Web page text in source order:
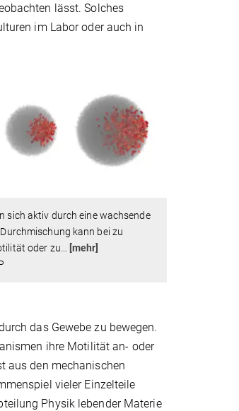
lässt. Solches
im Labor oder auch in
sich aktiv durch eine wachsende
kann bei zu
oder zu
[mehr]
das Gewebe zu bewegen.
ihre Motilität an- oder
aus den mechanischen
vieler Einzelteile
Physik lebender Materie